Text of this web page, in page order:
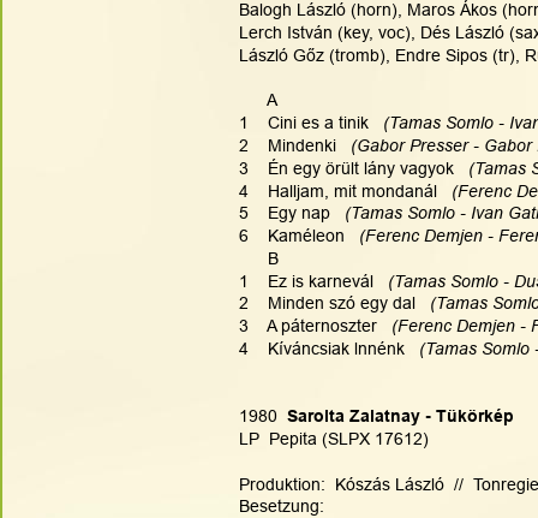
Balogh László (horn), Maros Ákos
Lerch István (key, voc), Dés László
László Gőz (tromb), Endre Sipos (tr),
      A
1    Cini es a tinik (Tamas Somlo -
2    Mindenki (Gabor Presser - Gabor
3    Én egy örült lány vagyok
(Tamas
4    Halljam, mit mondanál (Ferenc
5    Egy nap (Tamas Somlo - Ivan
6    Kaméleon
(Ferenc Demjen -
      B
1    Ez is karnevál
(Tamas Somlo -
2    Minden szó egy dal (Tamas
3    A páternoszter (Ferenc Demjen -
4    Kíváncsiak lnnénk (Tamas Somlo
1980
  Sarolta Zalatnay - Tükörkép
LP  Pepita (SLPX 17612)
Produktion:  Kószás László  //
Besetzung: